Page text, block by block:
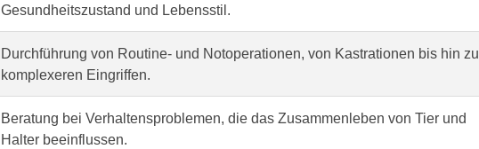
Gesundheitszustand und Lebensstil.
Durchführung von Routine- und Notoperationen, von Kastrationen bis hin zu
komplexeren Eingriffen.
Beratung bei Verhaltensproblemen, die das Zusammenleben von Tier und
Halter beeinflussen.